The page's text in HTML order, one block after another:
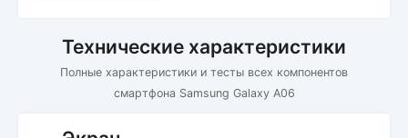
Технические характеристики
Полные характеристики и тесты всех компонентов
смартфона Samsung Galaxy A06